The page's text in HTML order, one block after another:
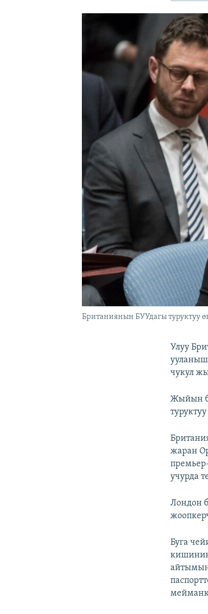
Британиянын БУУдагы туруктуу
Улуу
чукул
Жыйын
жаран
учурда
Лондон
Буга